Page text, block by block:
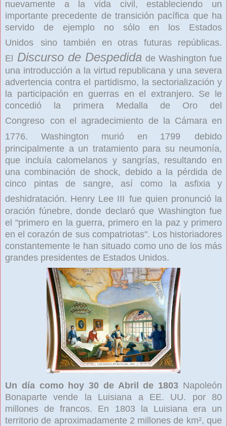
nuevamente a la vida civil, estableciendo un
importante precedente de transición pacífica que ha
servido de ejemplo no sólo en los Estados
Unidos
sino también en otras futuras repúblicas.
El Discurso de Despedida de Washington fue
una introducción a la virtud republicana y una severa
advertencia contra el partidismo, la sectorialización y
la participación en guerras en el extranjero. Se le
concedió la primera Medalla de Oro del
Congreso con el agradecimiento de la Cámara en
1776. Washington murió en 1799
debido
principalmente a un tratamiento para su neumonía,
que incluía calomelanos y sangrías, resultando en
una combinación de shock, debido a la pérdida de
cinco pintas de sangre, así como la asfixia y
deshidratación. Henry Lee III fue quien pronunció la
oración fúnebre, donde declaró que Washington fue
el "primero en la guerra, primero en la paz y primero
en el corazón de sus compatriotas". Los historiadores
constantemente le han situado como uno de los más
grandes presidentes de Estados Unidos.
Un día como hoy 30 de Abril de 1803 Napoleón
Bonaparte
vende la Luisiana a EE. UU. por 80
millones de francos. En 1803 la Luisiana
era un
territorio de aproximadamente 2 millones de km², que